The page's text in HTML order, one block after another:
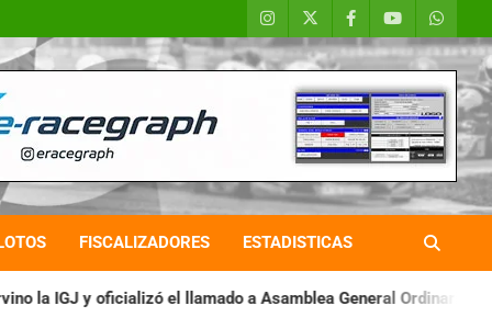
FISCALIZADORES ESTADISTICAS
a Asamblea General Ordinaria IAME SERIES